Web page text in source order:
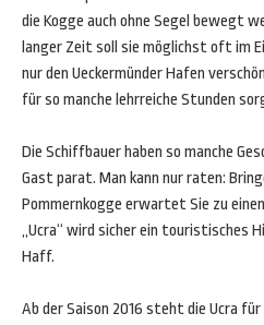
die Kogge auch ohne Segel bewegt
langer Zeit soll sie möglichst oft im
nur den Ueckermünder Hafen
für so manche lehrreiche Stunden
Die Schiffbauer haben so manche
Gast parat. Man kann nur raten:
Pommernkogge erwartet Sie zu
„Ucra“ wird sicher ein touristisches
Haff.
Ab der Saison 2016 steht die Ucra